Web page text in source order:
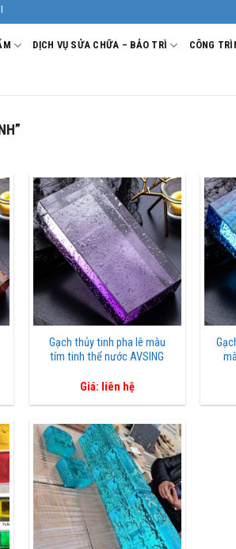
Viêt. Nhà Sản xuất - Thi công Nhôm kính uy tín, chất
DỊCH VỤ SỬA CHỮA – BẢO TRÌ CÔNG
Gạch thủy tinh pha lê màu
tím tinh thể nước AVSING
Giá: liên hệ